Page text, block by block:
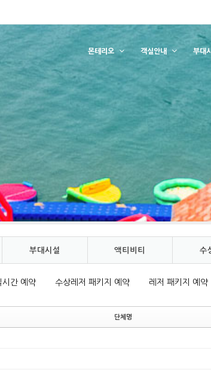
몬테리오 객실안내 부대
부대시설 액티비티 수
간 예약 수상레저 패키지 예약 레저 패키지 예약
단체명